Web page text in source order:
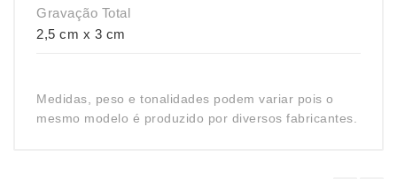
Gravação Total
2,5 cm x 3 cm
Medidas, peso e tonalidades podem variar pois o
mesmo modelo é produzido por diversos fabricantes.